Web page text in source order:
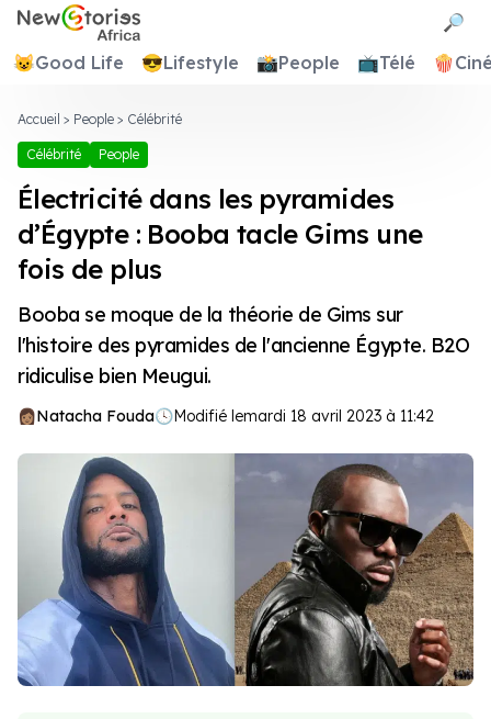
Newstories Africa
🔎
😺Good Life 😎Lifestyle 📸People 📺Télé 🍿
Accueil > People > Célébrité
Célébrité People
Électricité dans les pyramides
d’Égypte : Booba tacle Gims une
fois de plus
Booba se moque de la théorie de Gims sur
l'histoire des pyramides de l'ancienne Égypte. B2O
ridiculise bien Meugui.
Natacha Fouda🕓Modifié lemardi 18 avril 2023 à 11:42